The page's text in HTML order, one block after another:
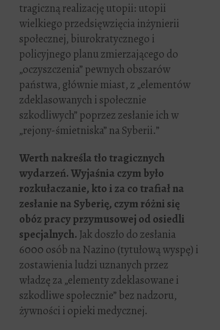
tragiczną realizację utopii: utopii
wielkiego przedsięwzięcia inżynierii
społecznej, biurokratycznego i
policyjnego planu zmierzającego do
„oczyszczenia” pewnych obszarów
państwa, głównie miast, z „elementów
zdeklasowanych i społecznie
szkodliwych” poprzez zesłanie ich w
„rejony-śmietniska” na Syberii.”
Werth nakreśla tło tragicznych
wydarzeń. Wyjaśnia czym było
rozkułaczanie, kto i za co trafiał na
zesłanie na Syberię, czym różni się
obóz pracy przymusowej od osiedli
specjalnych.Jak doszło do zesłania
6000 osób na Nazino (tytułową wyspę) i
zostawienia ludzi uznanych przez
władzę za „elementy zdeklasowane i
szkodliwe społecznie” bez nadzoru,
żywności i opieki medycznej.